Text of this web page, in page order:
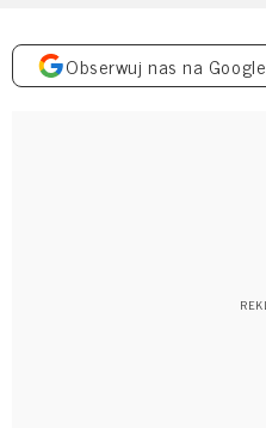
Obserwuj nas na Google